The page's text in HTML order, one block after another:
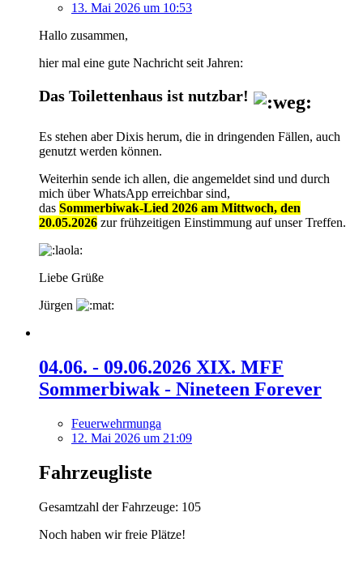
13. Mai 2026 um 10:53
Hallo zusammen,
hier mal eine gute Nachricht seit Jahren:
Das Toilettenhaus ist nutzbar!
Es stehen aber Dixis herum, die in dringenden Fällen, auch
genutzt werden können.
Weiterhin sende ich allen, die angemeldet sind und durch
mich über WhatsApp erreichbar sind,
das Sommerbiwak-Lied 2026 am Mittwoch, den
20.05.2026 zur frühzeitigen Einstimmung auf unser Treffen.
Liebe Grüße
Jürgen
04.06. - 09.06.2026 XIX. MFF
Sommerbiwak - Nineteen Forever
Feuerwehrmunga
12. Mai 2026 um 21:09
Fahrzeugliste
Gesamtzahl der Fahrzeuge: 105
Noch haben wir freie Plätze!